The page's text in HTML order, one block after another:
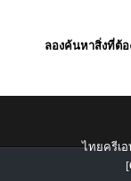
ลองค้นหาสิ่งที่ต้อ
ไทยครีเอ
[